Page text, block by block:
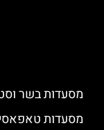
מסעדות בשר
מסעדות